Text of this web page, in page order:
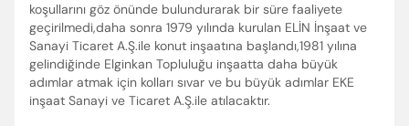
koşullarını göz önünde bulundurarak bir süre faaliyete
geçirilmedi,daha sonra 1979 yılında kurulan ELİN İnşaat ve
Sanayi Ticaret A.Ş.ile konut inşaatına başlandı,1981 yılına
gelindiğinde Elginkan Topluluğu inşaatta daha büyük
adımlar atmak için kolları sıvar ve bu büyük adımlar EKE
inşaat Sanayi ve Ticaret A.Ş.ile atılacaktır.